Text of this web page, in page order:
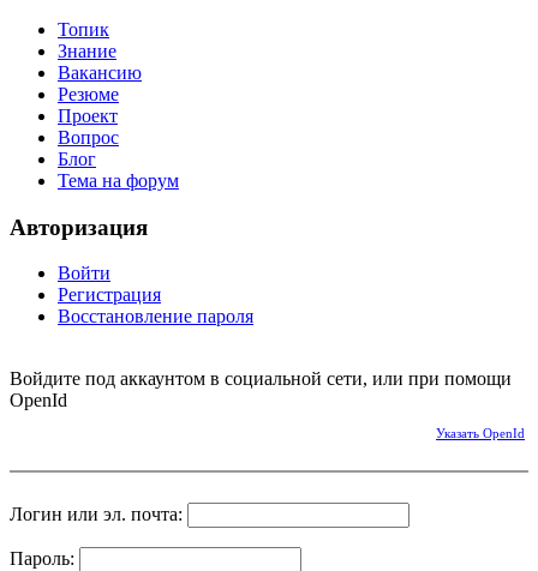
Топик
Знание
Вакансию
Резюме
Проект
Вопрос
Блог
Тема на форум
Авторизация
Войти
Регистрация
Восстановление пароля
Войдите под аккаунтом в социальной сети, или при помощи
OpenId
Указать OpenId
Логин или эл. почта:
Пароль: